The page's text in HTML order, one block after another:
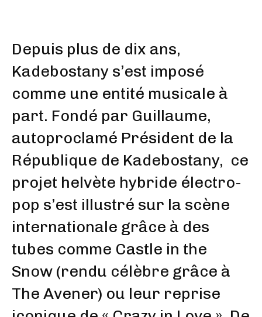
Depuis plus de dix ans,
Kadebostany s’est imposé
comme une entité musicale à
part. Fondé par Guillaume,
autoproclamé Président de la
République de Kadebostany, ce
projet helvète hybride électro-
pop s’est illustré sur la scène
internationale grâce à des
tubes comme Castle in the
Snow (rendu célèbre grâce à
The Avener) ou leur reprise